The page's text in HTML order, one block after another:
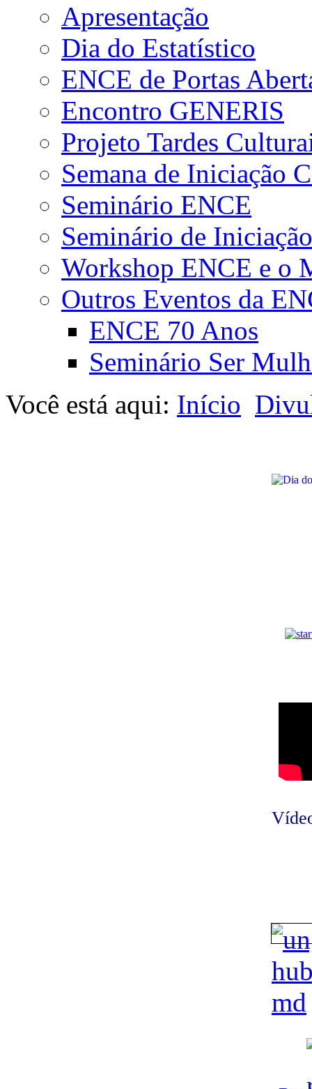
Apresentação
Dia do Estatístico
ENCE de Portas
Encontro GENERIS
Projeto Tardes
Semana de Iniciação
Seminário ENCE
Seminário de
Workshop ENCE e o
Outros Eventos da
ENCE 70 Anos
Seminário Ser
Você está aqui: Início